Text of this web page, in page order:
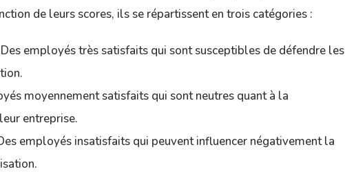
de leurs scores, ils se répartissent en trois catégories :
Des employés très satisfaits qui sont susceptibles de défendre les
moyennement satisfaits qui sont neutres quant à la
entreprise.
employés insatisfaits qui peuvent influencer négativement la